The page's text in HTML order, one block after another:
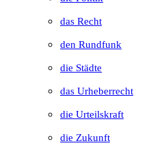
das Recht
den Rundfunk
die Städte
das Urheberrecht
die Urteilskraft
die Zukunft